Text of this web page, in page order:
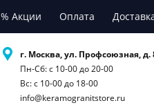
% Акции Оплата
г. Москва, ул. Профсоюзная, д.
Пн-Сб: с 10-00 до 20-00
Вс: с 10-00 до 18-00
info@keramogranitstore.ru